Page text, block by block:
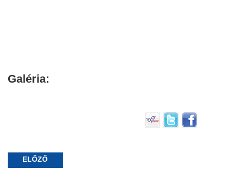
Galéria:
ELŐZŐ